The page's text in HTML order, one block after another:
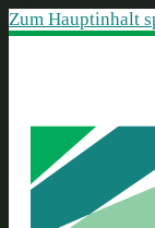
Zum Hauptinhalt